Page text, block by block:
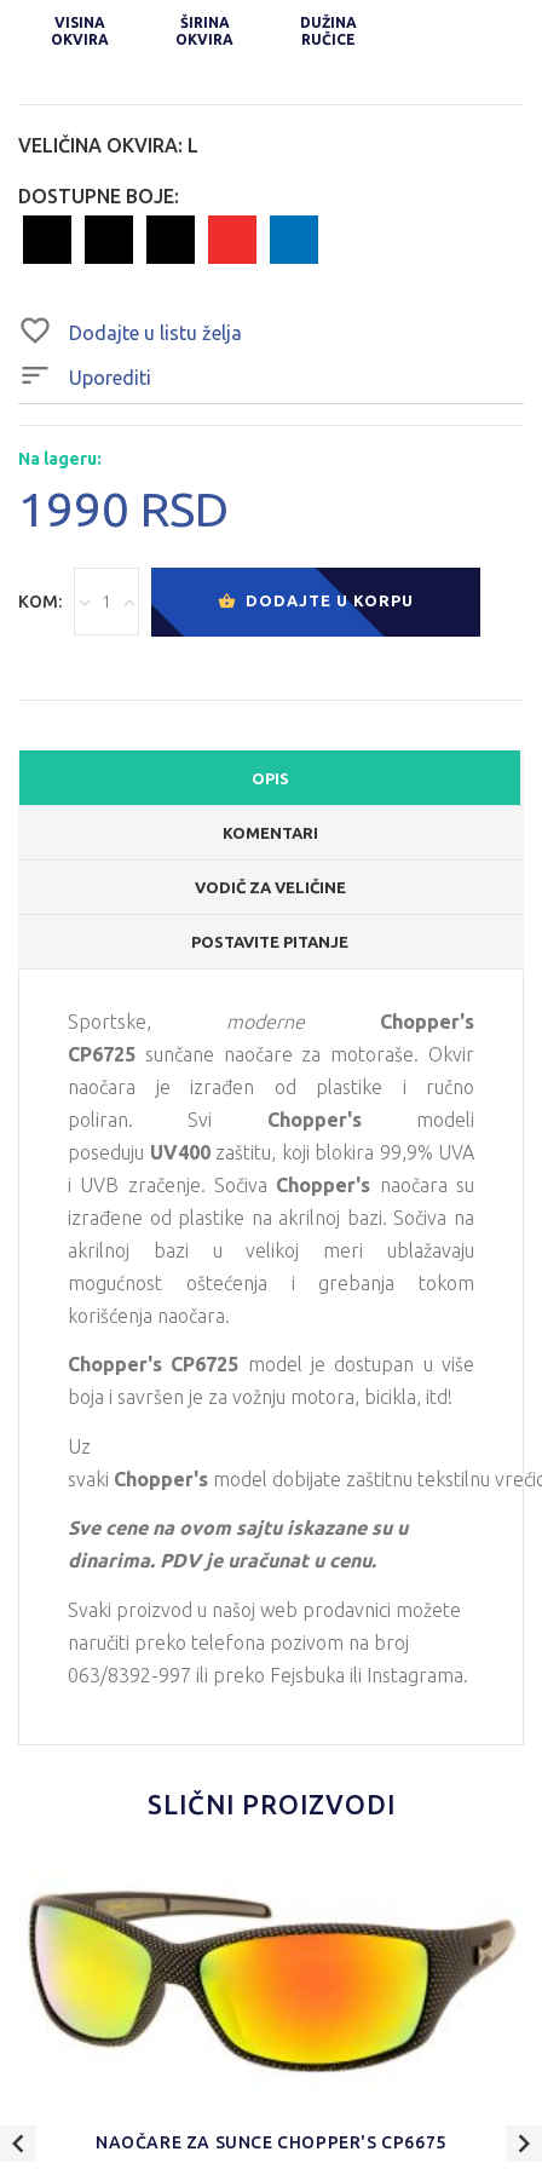
VISINA
OKVIRA
ŠIRINA
OKVIRA
DUŽINA
RUČICE
VELIČINA OKVIRA: L
DOSTUPNE BOJE:
Dodajte u listu želja
Uporediti
Na lageru:
1990 RSD
KOM: DODAJTE U KORPU
OPIS
KOMENTARI
VODIČ ZA VELIČINE
POSTAVITE PITANJE
Sportske, moderne Chopper's
CP6725 sunčane naočare za motoraše. Okvir
naočara je izrađen od plastike i ručno
poliran. Svi Chopper'smodeli
poseduju UV400zaštitu, koji blokira 99,9% UVA
i UVB zračenje. Sočiva Chopper's naočara su
izrađene od plastike na akrilnoj bazi. Sočiva na
akrilnoj bazi u velikoj meri ublažavaju
mogućnost oštećenja i grebanja tokom
korišćenja naočara.
Chopper's CP6725 model je dostupan u više
boja i savršen je za vožnju motora, bicikla, itd!
Uz
svaki Chopper's model dobijate zaštitnu tekstilnu
Sve cene na ovom sajtu iskazane su u
dinarima. PDV je uračunat u cenu.
Svaki proizvod u našoj web prodavnici možete
naručiti preko telefona pozivom na broj
063/8392-997 ili preko Fejsbuka ili Instagrama.
SLIČNI PROIZVODI
NAOČARE ZA SUNCE CHOPPER'S CP6675